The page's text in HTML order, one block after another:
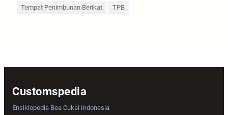
Tempat Penimbunan Berikat
TPB
Customspedia
Ensiklopedia Bea Cukai Indonesia